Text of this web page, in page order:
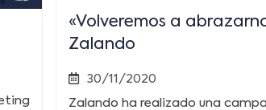
«Volveremos a
Zalando
30/11/2020
Zalando ha realizado una